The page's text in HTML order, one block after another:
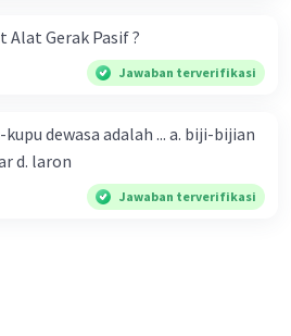
Alat Gerak Pasif ?
Jawaban terverifikasi
adalah ... a. biji-bijian
c. nektar d. laron
Jawaban terverifikasi